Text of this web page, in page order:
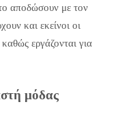
αποδώσουν με τον
και εκείνοι οι
εργάζονται για
μόδας